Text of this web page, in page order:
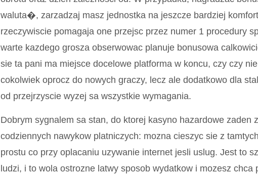
waluta�, zarzadzaj masz jednostka na jeszcze bardziej
rzeczywiscie pomagaja one przejsc przez numer 1 procedury
warte kazdego grosza obserwowac planuje bonusowa
sie ta pani ma miejsce docelowe platforma w koncu, czy czy
cokolwiek oprocz do nowych graczy, lecz ale dodatkowo dla
od przejrzyscie wyzej sa wszystkie wymagania.
Dobrym sygnalem sa stan, do ktorej kasyno hazardowe zaden
codziennych nawykow platniczych: mozna cieszyc sie z
prostu co przy oplacaniu uzywanie internet jesli uslug. Jest to
ludzi, i to wola ostrozne latwy sposob wydatkow i mozesz chca